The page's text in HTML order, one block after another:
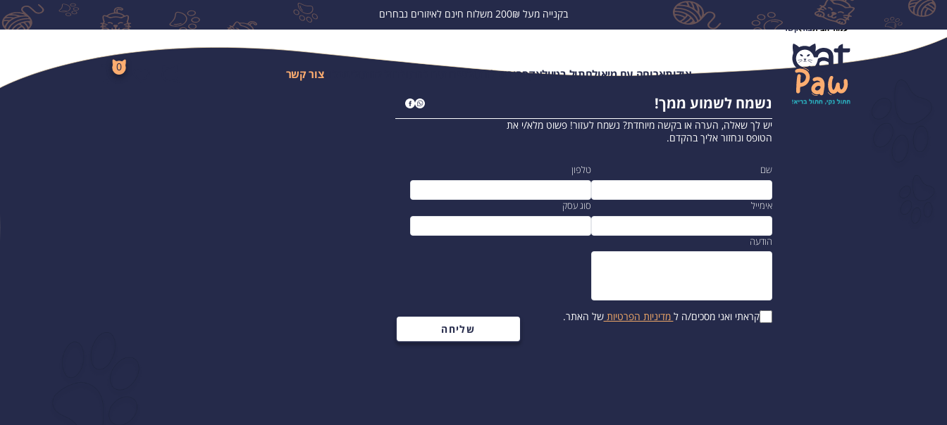
בקנייה מעל 200₪ משלוח חינם לאיזורים נבחרים
אודותארוחה עם מיאולחתול בטיולאקססוריס לחתול בלוגצור קשר
0
עמוד הביתצור קשר
נשמח לשמוע ממך!
יש לך שאלה, הערה או בקשה מיוחדת? נשמח לעזור! פשוט מלא/י את
הטופס ונחזור אליך בהקדם.
שם טלפון
אימייל סוג עסק
הודעה
קראתי ואני מסכים/ה ל מדיניות הפרטיותשל האתר.